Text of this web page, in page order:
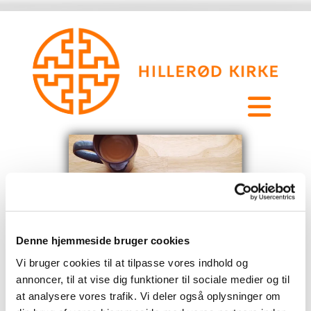
Denne hjemmeside bruger cookies
Vi bruger cookies til at tilpasse vores indhold og
annoncer, til at vise dig funktioner til sociale medier og til
at analysere vores trafik. Vi deler også oplysninger om